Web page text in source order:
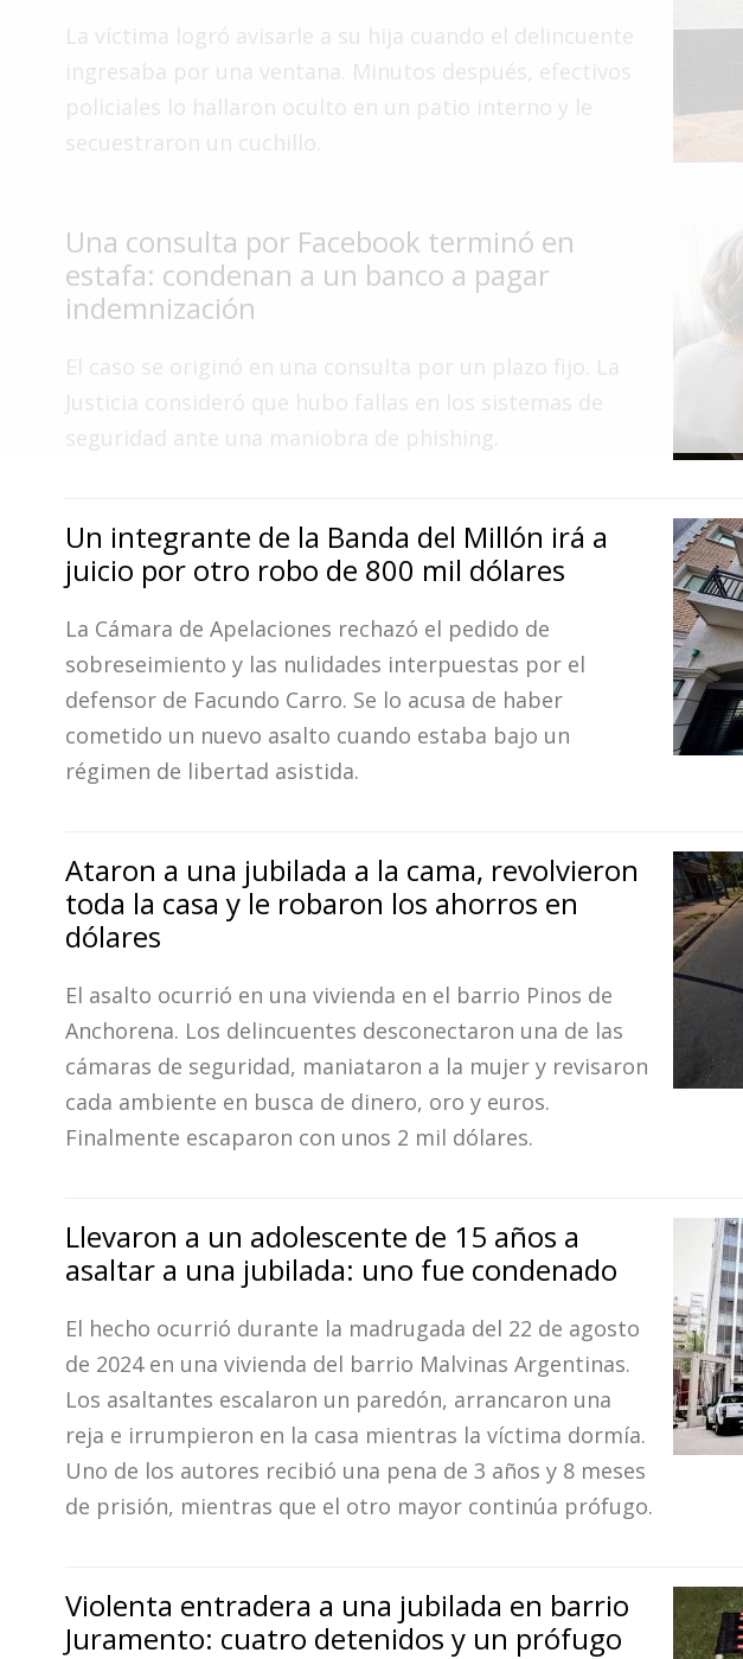
Espectáculos
Policiales
Cartelera
Clasificados
Fúnebres
La víctima logró avisarle a su hija cuando el delincuente
ingresaba por una ventana. Minutos después, efectivos
policiales lo hallaron oculto en un patio interno y le
secuestraron un cuchillo.
Una consulta por Facebook terminó en
estafa: condenan a un banco a pagar
indemnización
El caso se originó en una consulta por un plazo fijo. La
Justicia consideró que hubo fallas en los sistemas de
seguridad ante una maniobra de phishing.
Un integrante de la Banda del Millón irá a
juicio por otro robo de 800 mil dólares
La Cámara de Apelaciones rechazó el pedido de
sobreseimiento y las nulidades interpuestas por el
defensor de Facundo Carro. Se lo acusa de haber
cometido un nuevo asalto cuando estaba bajo un
régimen de libertad asistida.
Ataron a una jubilada a la cama, revolvieron
toda la casa y le robaron los ahorros en
dólares
El asalto ocurrió en una vivienda en el barrio Pinos de
Anchorena. Los delincuentes desconectaron una de las
cámaras de seguridad, maniataron a la mujer y revisaron
cada ambiente en busca de dinero, oro y euros.
Finalmente escaparon con unos 2 mil dólares.
Llevaron a un adolescente de 15 años a
asaltar a una jubilada: uno fue condenado
El hecho ocurrió durante la madrugada del 22 de agosto
de 2024 en una vivienda del barrio Malvinas Argentinas.
Los asaltantes escalaron un paredón, arrancaron una
reja e irrumpieron en la casa mientras la víctima dormía.
Uno de los autores recibió una pena de 3 años y 8 meses
de prisión, mientras que el otro mayor continúa prófugo.
Violenta entradera a una jubilada en barrio
Juramento: cuatro detenidos y un prófugo